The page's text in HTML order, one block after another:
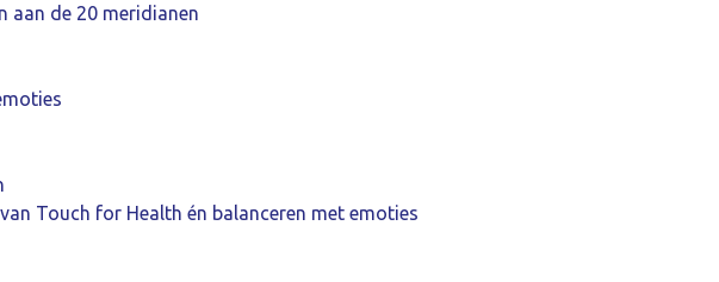
aan de 20 meridianen
Touch for Health én balanceren met emoties